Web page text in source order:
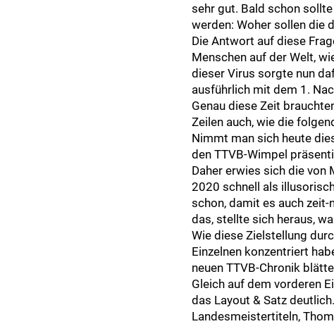
sehr gut. Bald schon
werden: Woher sollen die
Die Antwort auf diese
Menschen auf der Welt,
dieser Virus sorgte nun
ausführlich mit dem 1.
Genau diese Zeit
Zeilen auch, wie die
Nimmt man sich heute
den TTVB-Wimpel
Daher erwies sich die von
2020 schnell als
schon, damit es auch
das, stellte sich heraus,
Wie diese Zielstellung
Einzelnen konzentriert
neuen TTVB-Chronik
Gleich auf dem vorderen
das Layout & Satz
Landesmeistertiteln,